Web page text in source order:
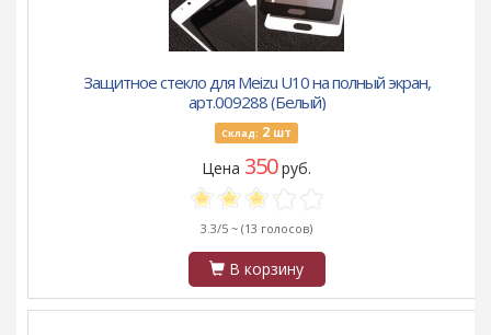
Защитное стекло для Meizu U10 на полный экран,
арт.009288 (Белый)
Склад: 2 шт
Цена 350руб.
3.3/5 ~ (13 голосов)
В корзину